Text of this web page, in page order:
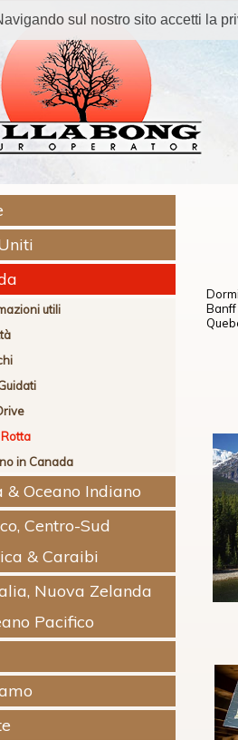
utili
in Canada
& Oceano Indiano
Centro-Sud
& Caraibi
Nuova Zelanda
Pacifico
sul nostro sito accetti la